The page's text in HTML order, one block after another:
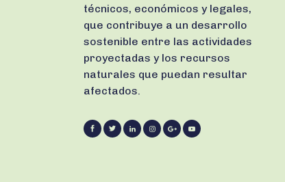
técnicos, económicos y legales,
que contribuye a un desarrollo
sostenible entre las actividades
proyectadas y los recursos
naturales que puedan resultar
afectados.